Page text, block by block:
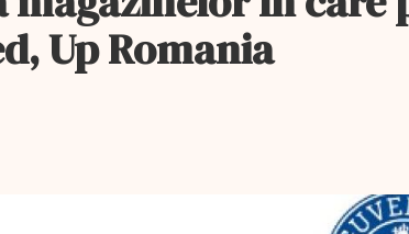
Up Romania